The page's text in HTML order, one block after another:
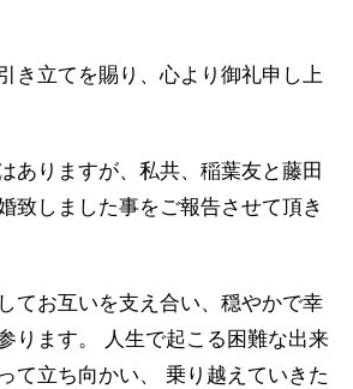
き立てを賜り、心より御礼申し上
ありますが、私共、稲葉友と藤田
致しました事をご報告させて頂き
てお互いを支え合い、穏やかで幸
ります。 人生で起こる困難な出来
て立ち向かい、 乗り越えていきた